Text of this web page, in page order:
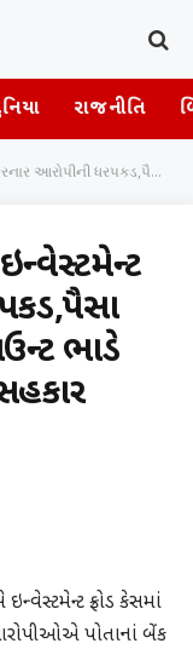
રાજનીતિ
ભાડે આપી ૬૫ સાયબર ફ્રોડને સહકાર આપ્યો
ભાડે
ફ્રોડ કેસમાં
પોતાનાં બેંક